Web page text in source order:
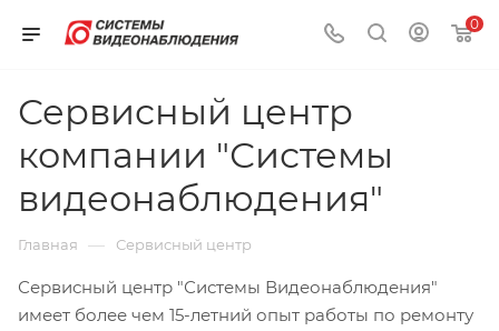
0
Сервисный центр
компании "Системы
видеонаблюдения"
Главная — Сервисный центр
Сервисный центр "Системы Видеонаблюдения"
имеет более чем 15-летний опыт работы по ремонту